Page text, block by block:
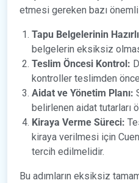
etmesi gereken bazı önemli
Tapu Belgelerinin
belgelerin eksiksiz
Teslim Öncesi Kontrol:
kontroller teslimden önce
Aidat ve Yönetim Planı:
belirlenen aidat tutarları
Kiraya Verme Süreci:
kiraya verilmesi için
tercih edilmelidir.
Bu adımların eksiksiz